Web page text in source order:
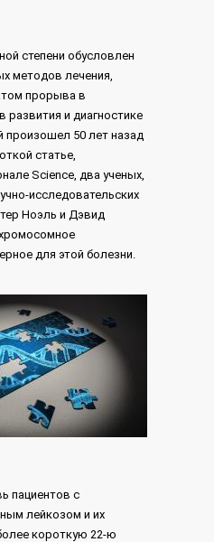
степени обусловлен
методов лечения,
прорыва в
развития и диагностике
произошел 50 лет назад
статье,
Science, два ученых,
исследовательских
Ноэль и Дэвид
для этой болезни.
пациентов с
лейкозом и их
короткую 22-ю